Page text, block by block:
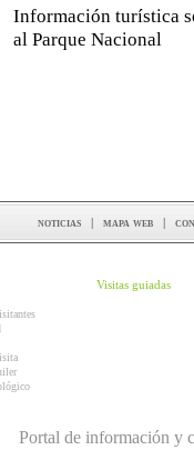
Información turística
al Parque Nacional
noticias | mapa web |
Visitas guiadas
Portal de información y